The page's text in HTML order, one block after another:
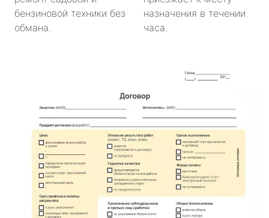
бензиновой техники без
обмана.
назначения в течении
часа.